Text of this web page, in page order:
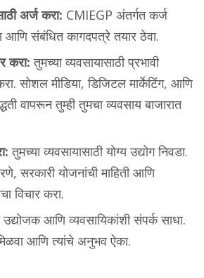
अर्ज करा: CMIEGP अंतर्गत कर्ज
आणि संबंधित कागदपत्रे तयार ठेवा.
करा: तुमच्या व्यवसायासाठी प्रभावी
सोशल मीडिया, डिजिटल मार्केटिंग, आणि
वापरून तुम्ही तुमचा व्यवसाय बाजारात
तुमच्या व्यवसायासाठी योग्य उद्योग निवडा.
सरकारी योजनांची माहिती आणि
विचार करा.
आणि व्यवसायिकांशी संपर्क साधा.
आणि त्यांचे अनुभव ऐका.